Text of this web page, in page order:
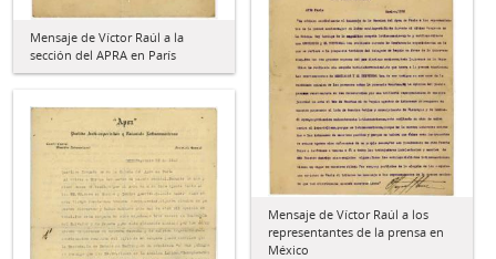
Mensaje de Víctor Raúl a la
sección del APRA en París
Mensaje de Víctor Raúl a los
representantes de la prensa en
México